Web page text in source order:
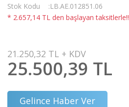
Stok Kodu
LB.AE.012851.06
* 2.657,14 TL den başlayan taksitlerle!!
21.250,32 TL + KDV
25.500,39 TL
Gelince Haber Ver